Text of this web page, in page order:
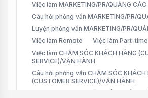
Việc làm MARKETING/PR/QUẢNG CÁO
Câu hỏi phỏng vấn MARKETING/PR/
Luyện phỏng vấn MARKETING/PR/
Việc làm Remote
Việc làm Part-time
Việc làm CHĂM SÓC KHÁCH HÀNG
SERVICE)/VẬN HÀNH
Câu hỏi phỏng vấn CHĂM SÓC KHÁCH
(CUSTOMER SERVICE)/VẬN HÀNH